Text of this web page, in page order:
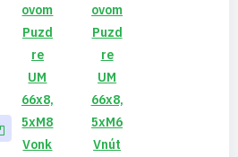
3,25 €
Ovom
Puzd
Re
UM
66x8,
5xM8
Vonk
Ovom
Puzd
Re
UM
66x8,
5xM6
Vnút